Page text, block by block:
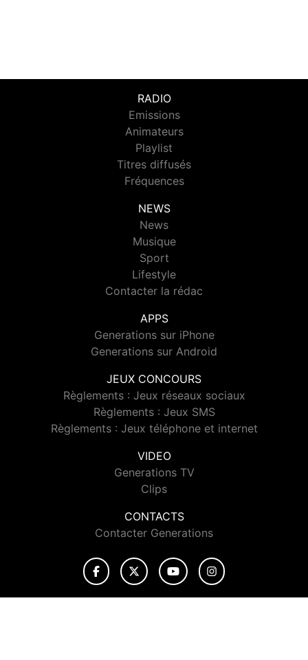
RADIO
Emissions
Animateurs
Playlist
Titres diffusés
Fréquences
NEWS
News
Musique
Sport
Lifestyle
Contacter la rédac
APPS
Generations sur iPhone
Generations sur Android
JEUX CONCOURS
Règlements : Jeux réseaux sociaux
Règlements : Jeux SMS
Règlements : Jeux téléphone et internet
VIDEO
Generations TV
Clips
CONTACTS
Contacter Generations